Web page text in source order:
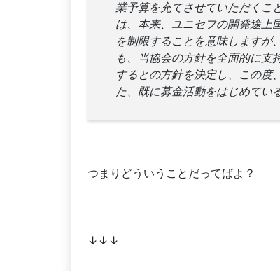
業予算を充てさせていただくこ
は、本来、ユニセフの開発途上
を制限することを意味しますが
も、当協会の方針を全面的に
するとの方針を決定し、この度
た、既に募金活動をはじめてい
つまりどういうことだってばよ？
↓↓↓